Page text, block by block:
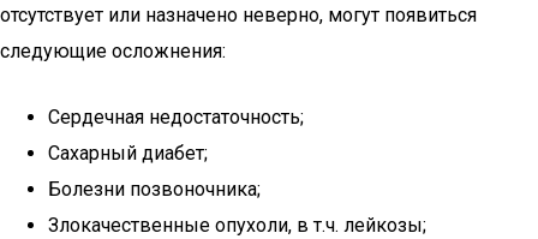
отсутствует или назначено неверно, могут появиться
следующие осложнения:
Сердечная недостаточность;
Сахарный диабет;
Болезни позвоночника;
Злокачественные опухоли, в т.ч. лейкозы;